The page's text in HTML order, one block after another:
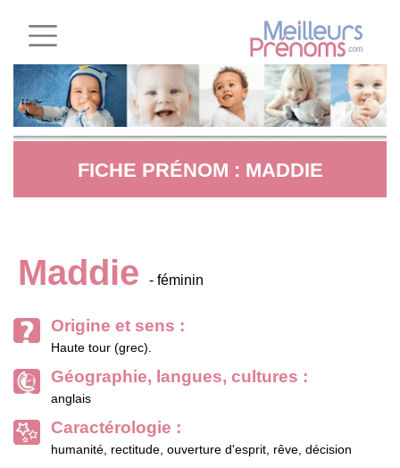
FICHE PRÉNOM : MADDIE
Maddie - féminin
Origine et sens :
Haute tour (grec).
Géographie, langues, cultures :
anglais
Caractérologie :
humanité, rectitude, ouverture d'esprit, rêve, décision